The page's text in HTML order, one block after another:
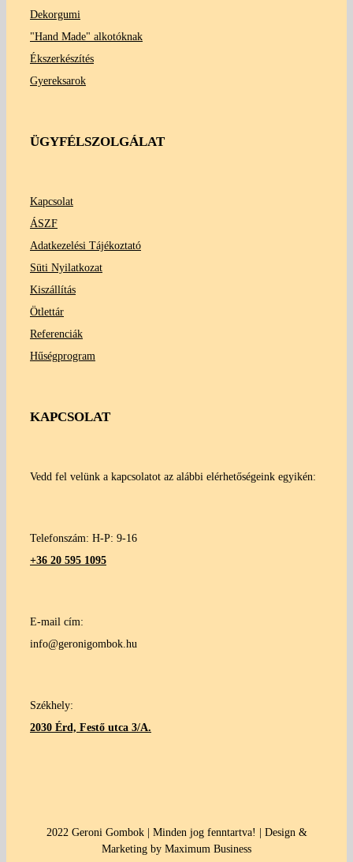
Dekorgumi
"Hand Made" alkotóknak
Ékszerkészítés
Gyereksarok
ÜGYFÉLSZOLGÁLAT
Kapcsolat
ÁSZF
Adatkezelési Tájékoztató
Süti Nyilatkozat
Kiszállítás
Ötlettár
Referenciák
Hűségprogram
KAPCSOLAT
Vedd fel velünk a kapcsolatot az alábbi elérhetőségeink egyikén:
Telefonszám: H-P: 9-16
+36 20 595 1095
E-mail cím:
info@geronigombok.hu
Székhely:
2030 Érd, Festő utca 3/A.
2022 Geroni Gombok | Minden jog fenntartva! | Design &
Marketing by Maximum Business